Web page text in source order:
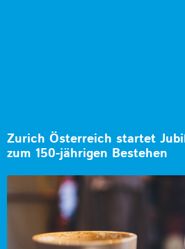
Zurich Österreich startet
zum 150-jährigen Bestehen